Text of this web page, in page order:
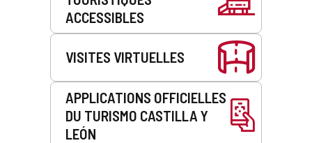
ACCESSIBLES
VISITES VIRTUELLES
APPLICATIONS OFFICIELLES
DU TURISMO CASTILLA Y
LEÓN